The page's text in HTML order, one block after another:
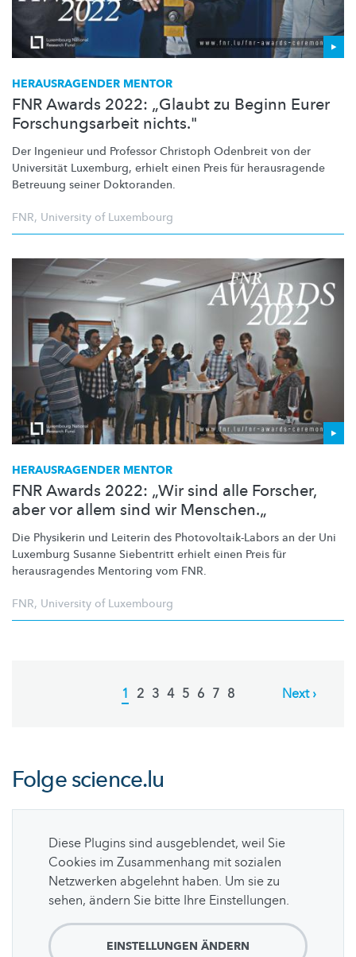
HERAUSRAGENDER MENTOR
FNR Awards 2022: „Glaubt zu Beginn Eurer
Forschungsarbeit nichts."
Der Ingenieur und Professor Christoph Odenbreit von der
Universität Luxemburg, erhielt einen Preis für herausragende
Betreuung seiner Doktoranden.
FNR, University of Luxembourg
HERAUSRAGENDER MENTOR
FNR Awards 2022: „Wir sind alle Forscher,
aber vor allem sind wir Menschen.„
Die Physikerin und Leiterin des Photovoltaik-Labors an der Uni
Luxemburg Susanne Siebentritt erhielt einen Preis für
herausragendes Mentoring vom FNR.
FNR, University of Luxembourg
Current
1 Page
2 Page
3 Page
4 Page
5 Page
6 Page
7 Page
8
Next
Next ›
Folgescience.lu
Diese Plugins sind ausgeblendet, weil Sie
Cookies im Zusammenhang mit sozialen
Netzwerken abgelehnt haben. Um sie zu
sehen, ändern Sie bitte Ihre Einstellungen.
EINSTELLUNGEN ÄNDERN